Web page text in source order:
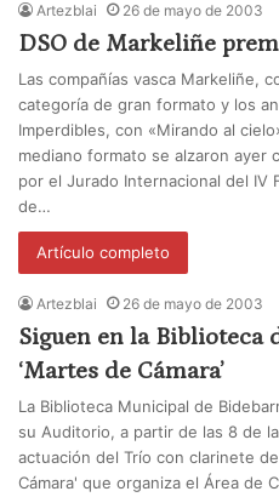
Artezblai 26 de mayo de 2003
DSO de Markeliñe
Las compañías vasca Markeliñe,
categoría de gran formato y los
Imperdibles, con «Mirando al
mediano formato se alzaron ayer
por el Jurado Internacional del IV
de…
Artículo completo
Artezblai 26 de mayo de 2003
Siguen en la Biblioteca
‘Martes de Cámara’
La Biblioteca Municipal de
su Auditorio, a partir de las 8 de
actuación del Trío con clarinete
Cámara' que organiza el Área de